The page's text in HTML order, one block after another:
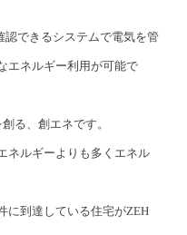
認できるシステムで電気を管
エネルギー利用が可能で
る、創エネです。
ネルギーよりも多くエネル
に到達している住宅がZEH